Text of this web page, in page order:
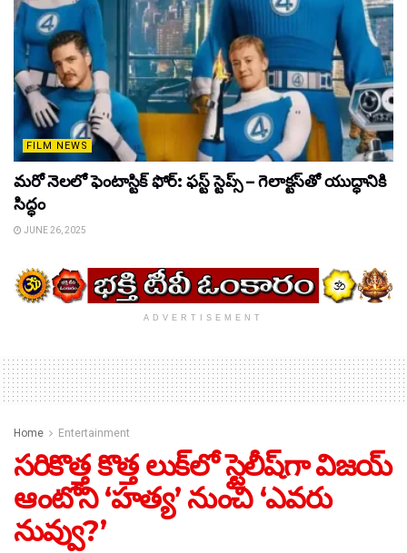
FILM NEWS
మరో నెలలో ఫెంటాస్టిక్ ఫోర్: ఫస్ట్ స్టెప్స్ – గెలాక్టస్‌తో యుద్ధానికి
సిద్ధం
JUNE 26, 2025
ADVERTISEMENT
Home Entertainment
సరికొత్త కొత్త లుక్‌లో స్టైలీష్‌గా విజయ్
ఆంటోని ‘హత్య’ నుంచి ‘ఎవరు
నువ్వు?’